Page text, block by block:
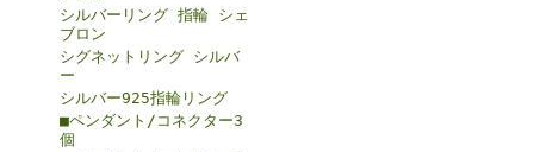
シルバーリング 指輪 シェ
ブロン
シグネットリング シルバ
ー
シルバー925指輪リング
■ペンダント/コネクター3
個